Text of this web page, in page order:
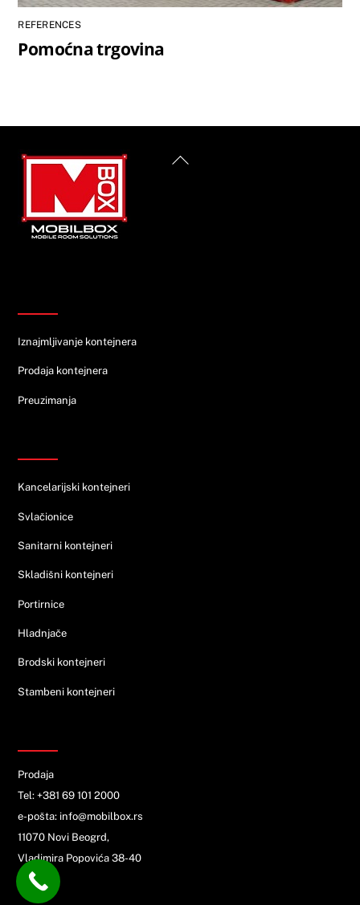
REFERENCES
Pomoćna trgovina
Back
Iznajmljivanje kontejnera
Prodaja kontejnera
Preuzimanja
Kancelarijski kontejneri
Svlačionice
Sanitarni kontejneri
Skladišni kontejneri
Portirnice
Hladnjače
Brodski kontejneri
Stambeni kontejneri
Prodaja
Tel: +381 69 101 2000
e-pošta: info@mobilbox.rs
11070 Novi Beogrd,
Vladimira Popovića 38-40